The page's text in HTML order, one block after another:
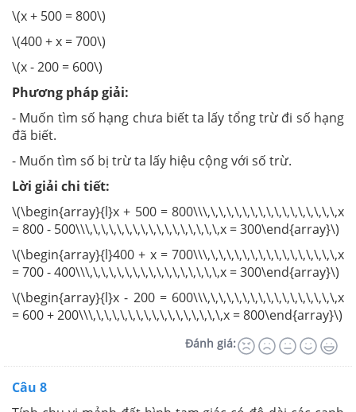
\(x + 500 = 800\)
\(400 + x = 700\)
\(x - 200 = 600\)
Phương pháp giải:
- Muốn tìm số hạng chưa biết ta lấy tổng trừ đi số hạng
đã biết.
- Muốn tìm số bị trừ ta lấy hiệu cộng với số trừ.
Lời giải chi tiết:
\(\begin{array}{l}x + 500 = 800\\\,\,\,\,\,\,\,\,\,\,\,\,\,\,\,\,\,x
= 800 - 500\\\,\,\,\,\,\,\,\,\,\,\,\,\,\,\,\,\,x = 300\end{array}\)
\(\begin{array}{l}400 + x = 700\\\,\,\,\,\,\,\,\,\,\,\,\,\,\,\,\,\,x
= 700 - 400\\\,\,\,\,\,\,\,\,\,\,\,\,\,\,\,\,\,x = 300\end{array}\)
\(\begin{array}{l}x - 200 = 600\\\,\,\,\,\,\,\,\,\,\,\,\,\,\,\,\,\,x
= 600 + 200\\\,\,\,\,\,\,\,\,\,\,\,\,\,\,\,\,\,x = 800\end{array}\)
Đánh giá:
Câu 8